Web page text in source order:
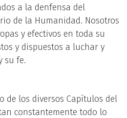
a la denfensa del
de la Humanidad. Nosotros
y efectivos en toda su
y dispuestos a luchar y
su fe.
de los diversos Capítulos del
constantemente todo lo